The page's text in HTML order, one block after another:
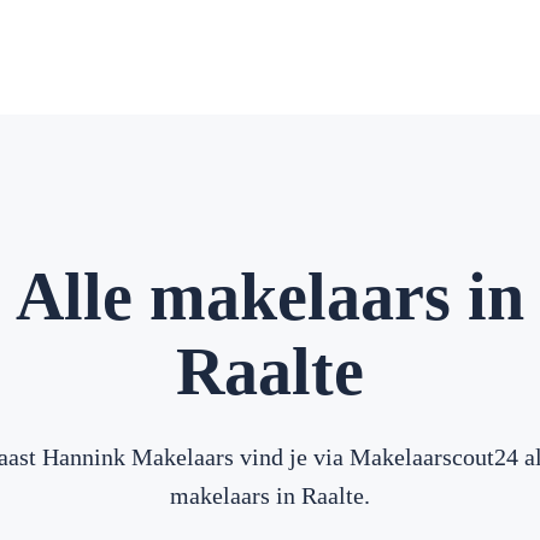
Alle makelaars in
Raalte
Hannink Makelaars vind je via Makelaarscout24
makelaars in Raalte.